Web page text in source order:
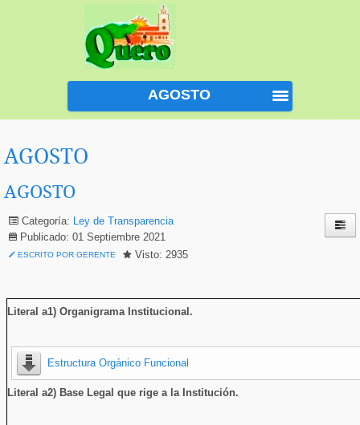
AGOSTO
AGOSTO
AGOSTO
Categoría: Ley de Transparencia
Publicado: 01 Septiembre 2021
ESCRITO POR GERENTE Visto: 2935
Literal a1) Organigrama Institucional .
Estructura Orgánico Funcional
Literal a2) Base Legal que rige a la Institución.